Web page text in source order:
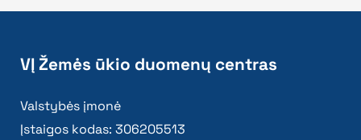
VĮ Žemės ūkio duomenų centras
Valstybės įmonė
Įstaigos kodas: 306205513